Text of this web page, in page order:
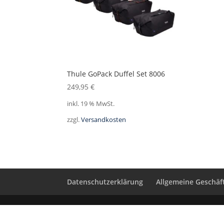
Thule GoPack Duffel Set 8006
249,95€
inkl. 19 % MwSt.
zzgl.Versandkosten
Datenschutzerklärung Allgemeine